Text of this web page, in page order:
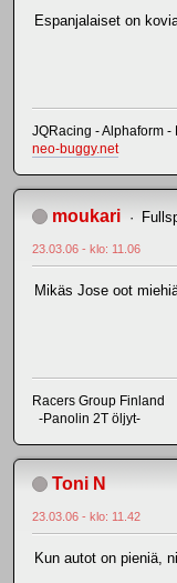
Espanjalaiset on
JQRacing - Alphaform -
neo-buggy.net
moukari
23.03.06 - klo: 11.06
Mikäs Jose oot
Racers Group Finland
-Panolin 2T öljyt-
Toni N
23.03.06 - klo: 11.42
Kun autot on pieniä,